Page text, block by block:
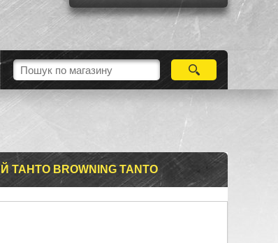
BROWNING TANTO